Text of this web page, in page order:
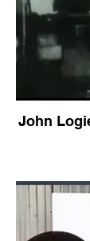
John